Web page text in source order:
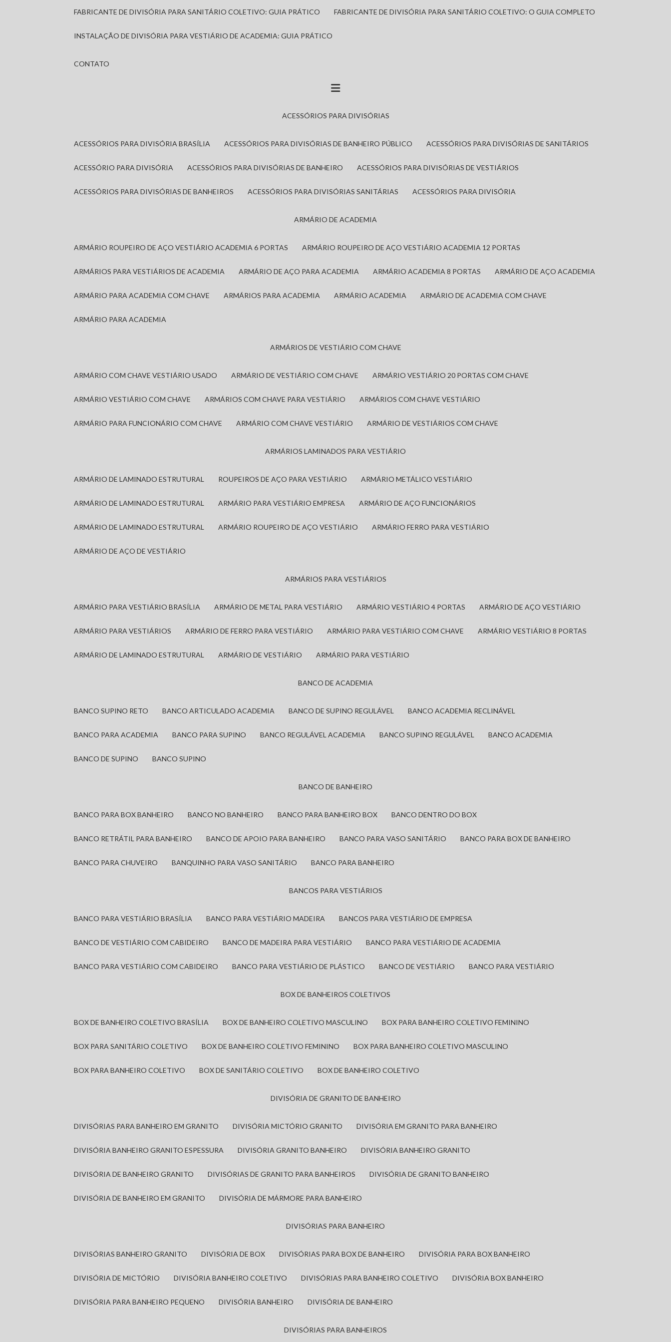
FABRICANTE DE DIVISÓRIA PARA SANITÁRIO COLETIVO: GUIA PRÁTICO FABRICANTE DE DIVISÓRIA PARA SANITÁRIO COLETIVO: O GUIA COMPLETO
INSTALAÇÃO DE DIVISÓRIA PARA VESTIÁRIO DE ACADEMIA: GUIA PRÁTICO
CONTATO
ACESSÓRIOS PARA DIVISÓRIAS
ACESSÓRIOS PARA DIVISÓRIA BRASÍLIA ACESSÓRIOS PARA DIVISÓRIAS DE BANHEIRO PÚBLICO ACESSÓRIOS PARA DIVISÓRIAS DE SANITÁRIOS
ACESSÓRIO PARA DIVISÓRIA ACESSÓRIOS PARA DIVISÓRIAS DE BANHEIRO ACESSÓRIOS PARA DIVISÓRIAS DE VESTIÁRIOS
ACESSÓRIOS PARA DIVISÓRIAS DE BANHEIROS ACESSÓRIOS PARA DIVISÓRIAS SANITÁRIAS ACESSÓRIOS PARA DIVISÓRIA
ARMÁRIO DE ACADEMIA
ARMÁRIO ROUPEIRO DE AÇO VESTIÁRIO ACADEMIA 6 PORTAS ARMÁRIO ROUPEIRO DE AÇO VESTIÁRIO ACADEMIA 12 PORTAS
ARMÁRIOS PARA VESTIÁRIOS DE ACADEMIA ARMÁRIO DE AÇO PARA ACADEMIA ARMÁRIO ACADEMIA 8 PORTAS ARMÁRIO DE AÇO ACADEMIA
ARMÁRIO PARA ACADEMIA COM CHAVE ARMÁRIOS PARA ACADEMIA ARMÁRIO ACADEMIA ARMÁRIO DE ACADEMIA COM CHAVE
ARMÁRIO PARA ACADEMIA
ARMÁRIOS DE VESTIÁRIO COM CHAVE
ARMÁRIO COM CHAVE VESTIÁRIO USADO ARMÁRIO DE VESTIÁRIO COM CHAVE ARMÁRIO VESTIÁRIO 20 PORTAS COM CHAVE
ARMÁRIO VESTIÁRIO COM CHAVE ARMÁRIOS COM CHAVE PARA VESTIÁRIO ARMÁRIOS COM CHAVE VESTIÁRIO
ARMÁRIO PARA FUNCIONÁRIO COM CHAVE ARMÁRIO COM CHAVE VESTIÁRIO ARMÁRIO DE VESTIÁRIOS COM CHAVE
ARMÁRIOS LAMINADOS PARA VESTIÁRIO
ARMÁRIO DE LAMINADO ESTRUTURAL ROUPEIROS DE AÇO PARA VESTIÁRIO ARMÁRIO METÁLICO VESTIÁRIO
ARMÁRIO DE LAMINADO ESTRUTURAL ARMÁRIO PARA VESTIÁRIO EMPRESA ARMÁRIO DE AÇO FUNCIONÁRIOS
ARMÁRIO DE LAMINADO ESTRUTURAL ARMÁRIO ROUPEIRO DE AÇO VESTIÁRIO ARMÁRIO FERRO PARA VESTIÁRIO
ARMÁRIO DE AÇO DE VESTIÁRIO
ARMÁRIOS PARA VESTIÁRIOS
ARMÁRIO PARA VESTIÁRIO BRASÍLIA ARMÁRIO DE METAL PARA VESTIÁRIO ARMÁRIO VESTIÁRIO 4 PORTAS ARMÁRIO DE AÇO VESTIÁRIO
ARMÁRIO PARA VESTIÁRIOS ARMÁRIO DE FERRO PARA VESTIÁRIO ARMÁRIO PARA VESTIÁRIO COM CHAVE ARMÁRIO VESTIÁRIO 8 PORTAS
ARMÁRIO DE LAMINADO ESTRUTURAL ARMÁRIO DE VESTIÁRIO ARMÁRIO PARA VESTIÁRIO
BANCO DE ACADEMIA
BANCO SUPINO RETO BANCO ARTICULADO ACADEMIA BANCO DE SUPINO REGULÁVEL BANCO ACADEMIA RECLINÁVEL
BANCO PARA ACADEMIA BANCO PARA SUPINO BANCO REGULÁVEL ACADEMIA BANCO SUPINO REGULÁVEL BANCO ACADEMIA
BANCO DE SUPINO BANCO SUPINO
BANCO DE BANHEIRO
BANCO PARA BOX BANHEIRO BANCO NO BANHEIRO BANCO PARA BANHEIRO BOX BANCO DENTRO DO BOX
BANCO RETRÁTIL PARA BANHEIRO BANCO DE APOIO PARA BANHEIRO BANCO PARA VASO SANITÁRIO BANCO PARA BOX DE BANHEIRO
BANCO PARA CHUVEIRO BANQUINHO PARA VASO SANITÁRIO BANCO PARA BANHEIRO
BANCOS PARA VESTIÁRIOS
BANCO PARA VESTIÁRIO BRASÍLIA BANCO PARA VESTIÁRIO MADEIRA BANCOS PARA VESTIÁRIO DE EMPRESA
BANCO DE VESTIÁRIO COM CABIDEIRO BANCO DE MADEIRA PARA VESTIÁRIO BANCO PARA VESTIÁRIO DE ACADEMIA
BANCO PARA VESTIÁRIO COM CABIDEIRO BANCO PARA VESTIÁRIO DE PLÁSTICO BANCO DE VESTIÁRIO BANCO PARA VESTIÁRIO
BOX DE BANHEIROS COLETIVOS
BOX DE BANHEIRO COLETIVO BRASÍLIA BOX DE BANHEIRO COLETIVO MASCULINO BOX PARA BANHEIRO COLETIVO FEMININO
BOX PARA SANITÁRIO COLETIVO BOX DE BANHEIRO COLETIVO FEMININO BOX PARA BANHEIRO COLETIVO MASCULINO
BOX PARA BANHEIRO COLETIVO BOX DE SANITÁRIO COLETIVO BOX DE BANHEIRO COLETIVO
DIVISÓRIA DE GRANITO DE BANHEIRO
DIVISÓRIAS PARA BANHEIRO EM GRANITO DIVISÓRIA MICTÓRIO GRANITO DIVISÓRIA EM GRANITO PARA BANHEIRO
DIVISÓRIA BANHEIRO GRANITO ESPESSURA DIVISÓRIA GRANITO BANHEIRO DIVISÓRIA BANHEIRO GRANITO
DIVISÓRIA DE BANHEIRO GRANITO DIVISÓRIAS DE GRANITO PARA BANHEIROS DIVISÓRIA DE GRANITO BANHEIRO
DIVISÓRIA DE BANHEIRO EM GRANITO DIVISÓRIA DE MÁRMORE PARA BANHEIRO
DIVISÓRIAS PARA BANHEIRO
DIVISÓRIAS BANHEIRO GRANITO DIVISÓRIA DE BOX DIVISÓRIAS PARA BOX DE BANHEIRO DIVISÓRIA PARA BOX BANHEIRO
DIVISÓRIA DE MICTÓRIO DIVISÓRIA BANHEIRO COLETIVO DIVISÓRIAS PARA BANHEIRO COLETIVO DIVISÓRIA BOX BANHEIRO
DIVISÓRIA PARA BANHEIRO PEQUENO DIVISÓRIA BANHEIRO DIVISÓRIA DE BANHEIRO
DIVISÓRIAS PARA BANHEIROS